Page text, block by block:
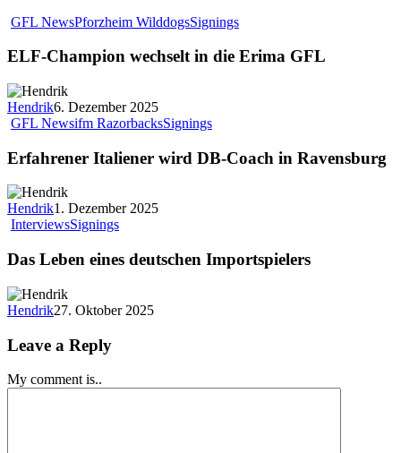
GFL NewsPforzheim WilddogsSigningsELF-
wechselt
ELF-Champion wechselt in die Erima GFL
Hendrik6. Dezember 2025
GFL Newsifm RazorbacksSigningsErfahrener
wird
Erfahrener Italiener wird DB-Coach in Ravensburg
Hendrik1. Dezember 2025
InterviewsSigningsDas
eines
Das Leben eines deutschen Importspielers
Hendrik27. Oktober 2025
Leave a Reply
My comment is..